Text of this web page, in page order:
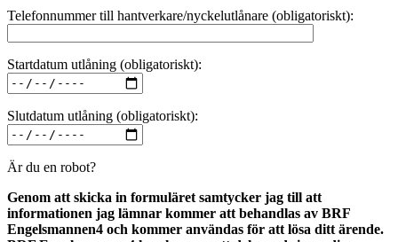
Telefonnummer till hantverkare/nyckelutlånare (obligatoriskt):
Startdatum utlåning (obligatoriskt):
Slutdatum utlåning (obligatoriskt):
Är du en robot?
Genom att skicka in formuläret samtycker jag till att
informationen jag lämnar kommer att behandlas av BRF
Engelsmannen4 och kommer användas för att lösa ditt ärende.